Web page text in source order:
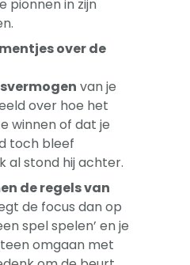
pionnen in zijn
over de
van je
over hoe het
winnen of dat je
toch bleef
al stond hij achter.
de regels van
de focus dan op
spel spelen’ en je
omgaan met